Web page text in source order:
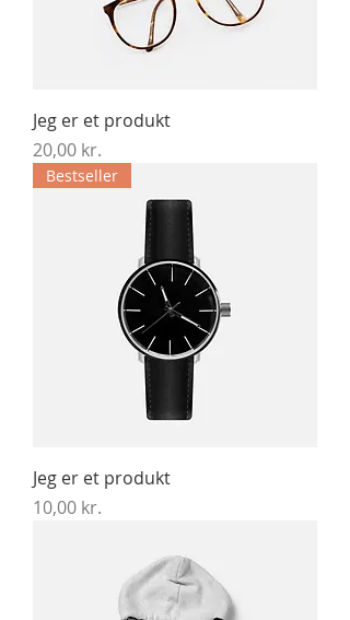
Jeg er et produkt
Pris
20,00 kr.
Bestseller
Jeg er et produkt
Pris
10,00 kr.